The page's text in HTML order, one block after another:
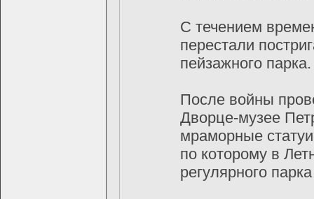
С течением
перестали
пейзажного парка.
После войны
Дворце-музее
мраморные
по которому в
регулярного